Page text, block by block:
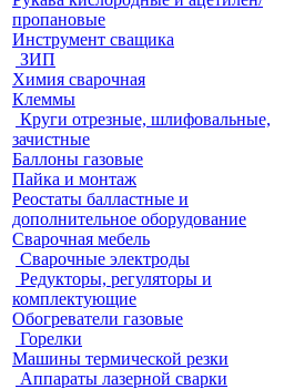
пропановые
Инструмент сващика
ЗИП
Химия сварочная
Клеммы
Круги отрезные, шлифовальные,
зачистные
Баллоны газовые
Пайка и монтаж
Реостаты балластные и
дополнительное оборудование
Сварочная мебель
Cварочные электроды
Редукторы, регуляторы и
комплектующие
Обогреватели газовые
Горелки
Машины термической резки
Аппараты лазерной сварки